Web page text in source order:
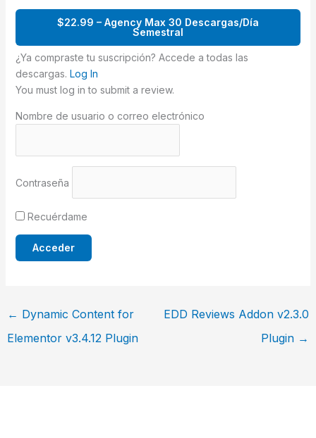
$22.99 – Agency Max 30 Descargas/Día
Semestral
¿Ya compraste tu suscripción? Accede a todas las
descargas. Log In
You must log in to submit a review.
Nombre de usuario o correo electrónico
Contraseña
Recuérdame
← Dynamic Content for
Elementor v3.4.12 Plugin
EDD Reviews Addon v2.3.0
Plugin →